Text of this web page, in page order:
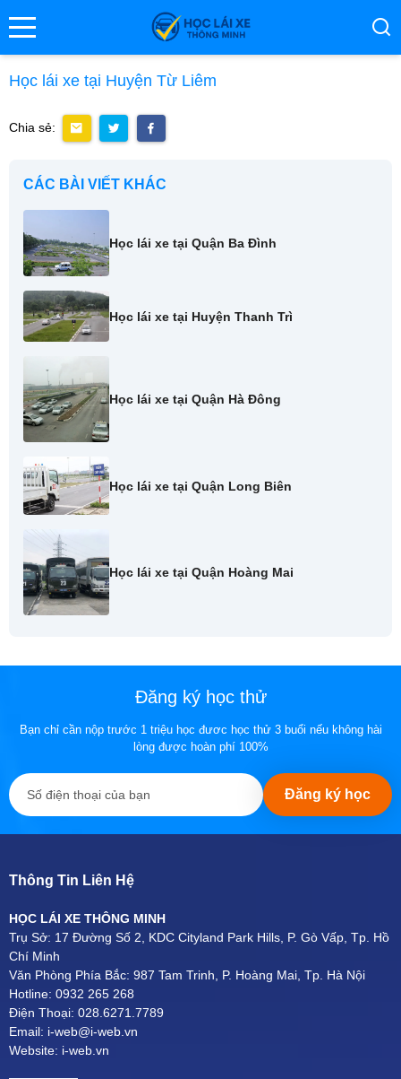
menu
Học lái xe tại Huyện Từ Liêm
Chia sẻ:
CÁC BÀI VIẾT KHÁC
Học lái xe tại Quận Ba Đình
Học lái xe tại Huyện Thanh Trì
Học lái xe tại Quận Hà Đông
Học lái xe tại Quận Long Biên
Học lái xe tại Quận Hoàng Mai
Đăng ký học thử
Bạn chỉ cần nộp trước 1 triệu học đươc học thử 3 buổi nếu không hài
lòng được hoàn phí 100%
Đăng ký học
Thông Tin Liên Hệ
HỌC LÁI XE THÔNG MINH
Trụ Sở: 17 Đường Số 2, KDC Cityland Park Hills, P. Gò Vấp, Tp. Hồ
Chí Minh
Văn Phòng Phía Bắc: 987 Tam Trinh, P. Hoàng Mai, Tp. Hà Nội
Hotline: 0932 265 268
Điện Thoại: 028.6271.7789
Email: i-web@i-web.vn
Website: i-web.vn